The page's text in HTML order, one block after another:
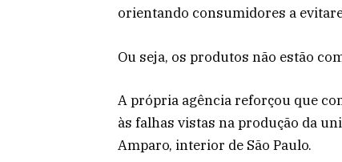
orientando consumidores a
Ou seja, os produtos não estão
A própria agência reforçou que
às falhas vistas na produção da
Amparo, interior de São Paulo.